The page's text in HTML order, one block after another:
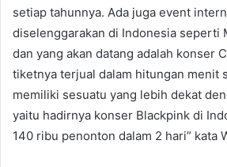
setiap tahunnya. Ada juga event
diselenggarakan di Indonesia seperti
dan yang akan datang adalah konser
tiketnya terjual dalam hitungan menit
memiliki sesuatu yang lebih dekat
yaitu hadirnya konser Blackpink di
140 ribu penonton dalam 2 hari” kata